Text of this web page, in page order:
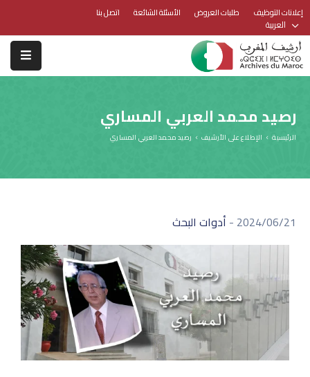
إعلانات التوظيف طلبات العروض الأسئلة الشائعة اتصل بنا
العربية
رصيد محمد العربي المساري
الرئيسية الإطلاع على الأرشيف رصيد محمد العربي المساري
2024/06/21
- أدوات البحث